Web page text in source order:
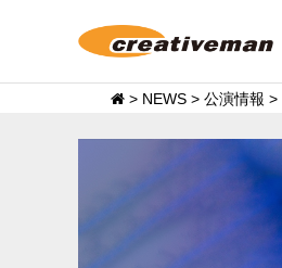
> NEWS > 公演情報 >